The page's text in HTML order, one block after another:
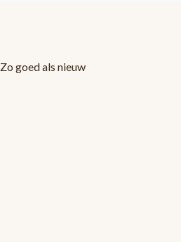
Zo goed als nieuw